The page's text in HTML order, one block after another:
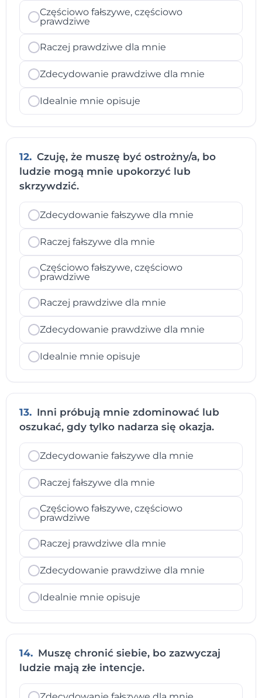
Częściowo fałszywe, częściowo
prawdziwe
Raczej prawdziwe dla mnie
Zdecydowanie prawdziwe dla mnie
Idealnie mnie opisuje
12. Czuję, że muszę być ostrożny/a, bo
ludzie mogą mnie upokorzyć lub
skrzywdzić.
Zdecydowanie fałszywe dla mnie
Raczej fałszywe dla mnie
Częściowo fałszywe, częściowo
prawdziwe
Raczej prawdziwe dla mnie
Zdecydowanie prawdziwe dla mnie
Idealnie mnie opisuje
13. Inni próbują mnie zdominować lub
oszukać, gdy tylko nadarza się okazja.
Zdecydowanie fałszywe dla mnie
Raczej fałszywe dla mnie
Częściowo fałszywe, częściowo
prawdziwe
Raczej prawdziwe dla mnie
Zdecydowanie prawdziwe dla mnie
Idealnie mnie opisuje
14. Muszę chronić siebie, bo zazwyczaj
ludzie mają złe intencje.